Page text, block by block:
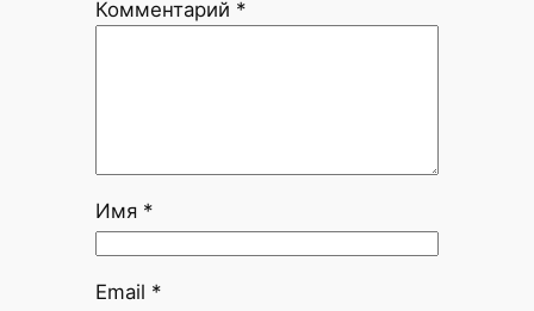
Комментарий *
Имя *
Email *